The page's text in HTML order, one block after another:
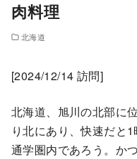
肉料理
北海道
[2024/12/14 訪問]
北海道、旭川の北部に
り北にあり、快速だと
通学圏内であろう。か